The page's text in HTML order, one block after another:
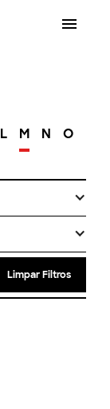
L M N O
Limpar Filtros